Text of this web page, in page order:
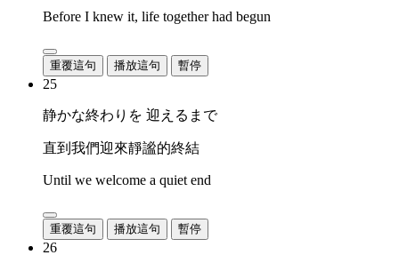
Before I knew it, life together had begun
重覆這句 播放這句 暫停
25
静かな終わりを 迎えるまで
直到我們迎來靜謐的終結
Until we welcome a quiet end
重覆這句 播放這句 暫停
26